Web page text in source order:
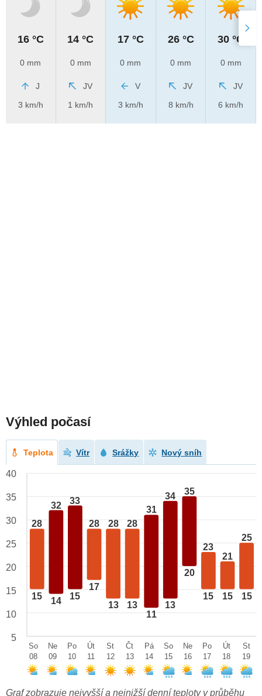
16 °C
0 mm
J
3 km/h
14 °C
0 mm
JV
1 km/h
17 °C
0 mm
V
3 km/h
26 °C
0 mm
JV
8 km/h
30 °C
0 mm
JV
6 km/h
Výhled počasí
Teplota Vítr Srážky Nový sníh
28
15
32
14
33
15
28
17
28
13
28
13
31
11
34
13
35
20
23
15
21
15
25
15
40
35
30
25
20
15
10
5
So
08
Ne
09
Po
10
Út
11
St
12
Čt
13
Pá
14
So
15
Ne
16
Po
17
Út
18
St
19
Graf zobrazuje nejvyšší a nejnižší denní teploty v průběhu